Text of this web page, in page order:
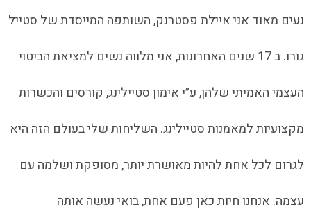
נעים מאוד אני איילת פסטרנק, השותפה המייסדת של סטייל
גורו. ב 17 שנים האחרונות, אני מלווה נשים למציאת הביטוי
העצמי האמיתי שלהן, ע״י אימון סטיילינג, קורסים והכשרות
מקצועיות למאמנות סטיילינג. השליחות שלי בעולם הזה היא
לגרום לכל אחת להיות מאושרת יותר, מסופקת ושלמה עם
עצמה. אנחנו חיות כאן פעם אחת, בואי נעשה אותה